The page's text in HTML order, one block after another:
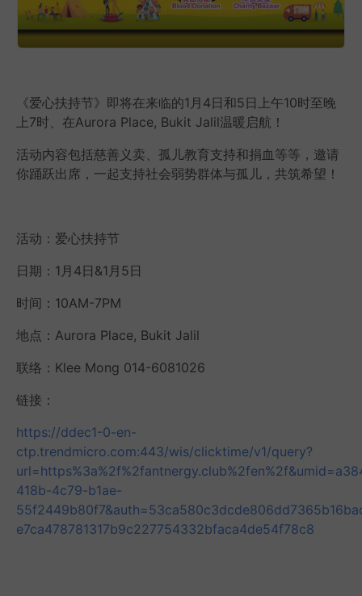
《爱心扶持节》即将在来临的1月4日和5日上午10时至晚
上7时、在Aurora Place, Bukit Jalil温暖启航！
活动内容包括慈善义卖、孤儿教育支持和捐血等等，邀请
你踊跃出席，一起支持社会弱势群体与孤儿，共筑希望！
活动：爱心扶持节
日期：1月4日&1月5日
时间：10AM-7PM
地点：Aurora Place, Bukit Jalil
联络：Klee Mong 014-6081026
链接：
https://ddec1-0-en-
ctp.trendmicro.com:443/wis/clicktime/v1/query?
418b-4c79-b1ae-
e7ca478781317b9c227754332bfaca4de54f78c8